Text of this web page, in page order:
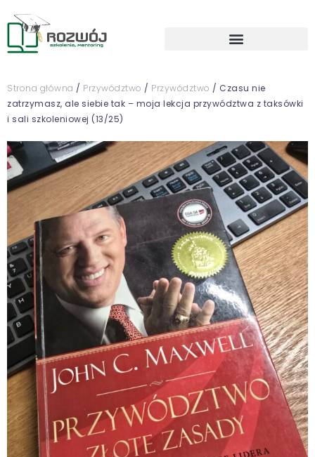
Strona główna / Przywództwo / Przywództwo / Czasu nie
zatrzymasz, ale siebie tak – moja lekcja przywództwa z taksówki
i sali szkoleniowej (13/25)